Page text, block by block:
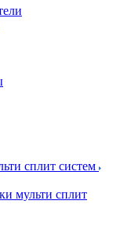
сплит систем
мульти сплит